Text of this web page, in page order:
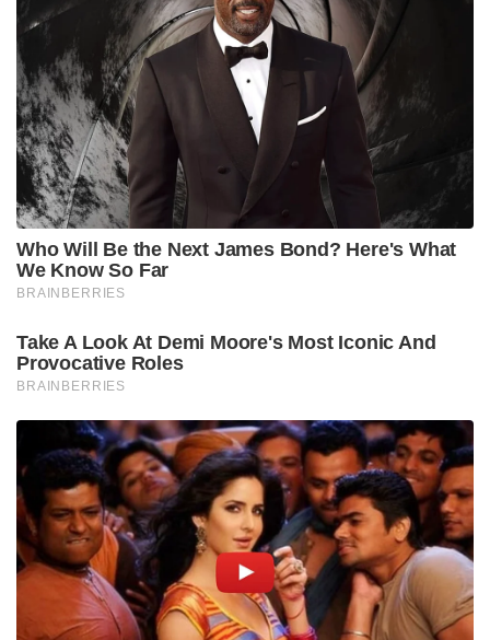
Who Will Be the Next James Bond? Here's What
We Know So Far
BRAINBERRIES
Take A Look At Demi Moore's Most Iconic And
Provocative Roles
BRAINBERRIES